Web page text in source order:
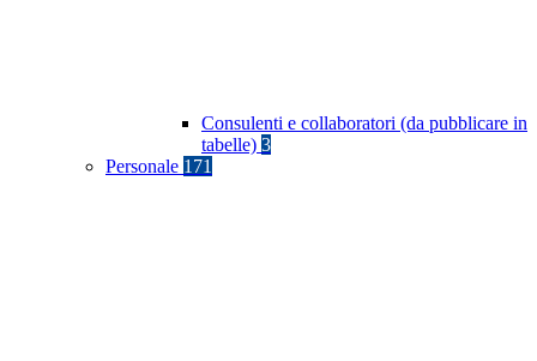
Consulenti e collaboratori (da pubblicare in
tabelle) 3
Personale 171